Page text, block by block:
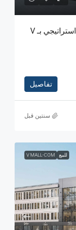
فرصة ذهبية لبدء مشروعك في موقع استراتيجي بـ V
تفاصيل
‏سنتين قبل
للبيع V MALL-COM